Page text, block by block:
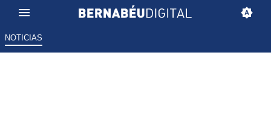
NOTICIAS